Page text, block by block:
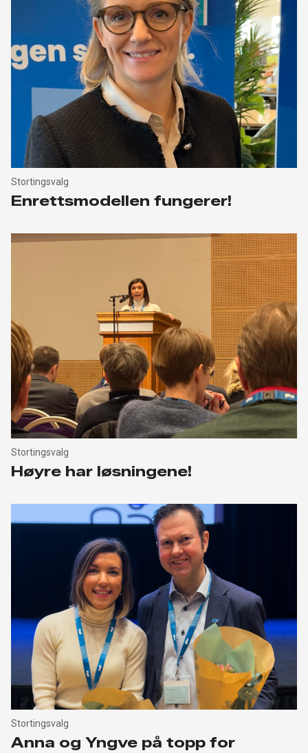
Stortingsvalg
Enrettsmodellen fungerer!
Stortingsvalg
Høyre har løsningene!
Stortingsvalg
Anna og Yngve på topp for